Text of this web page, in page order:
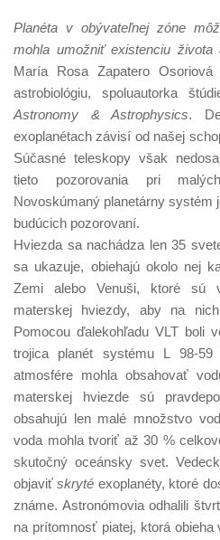
Planéta v obývateľnej zóne
mohla umožniť existenciu
María Rosa Zapatero
astrobiológiu, spoluautorka
Astronomy & Astrophysics.
exoplanétach závisí od našej
Súčasné teleskopy však
tieto pozorovania pri
Novoskúmaný planetárny systém
budúcich pozorovaní.
Hviezda sa nachádza len 35
sa ukazuje, obiehajú okolo nej
Zemi alebo Venuši, ktoré sú
materskej hviezdy, aby na
Pomocou ďalekohľadu VLT boli
trojica planét systému L 98-
atmosfére mohla obsahovať
materskej hviezde sú
obsahujú len malé množstvo
voda mohla tvoriť až 30 %
skutočný oceánsky svet.
objaviťskryté exoplanéty, ktoré
známe. Astronómovia odhalili
na prítomnosť piatej, ktorá